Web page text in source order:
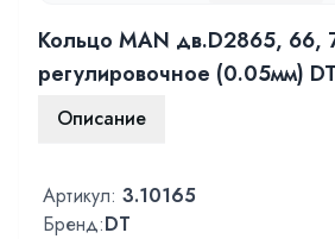
Кольцо MAN дв.D2865, 66,
регулировочное (0.05мм) DT
Описание
Артикул: 3.10165
Бренд:DT